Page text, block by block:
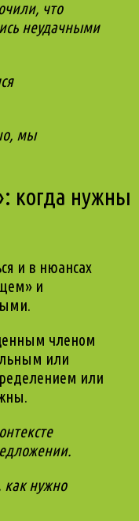
что
неудачными
мы
: когда нужны
и в нюансах
и
членом
или
или
как нужно